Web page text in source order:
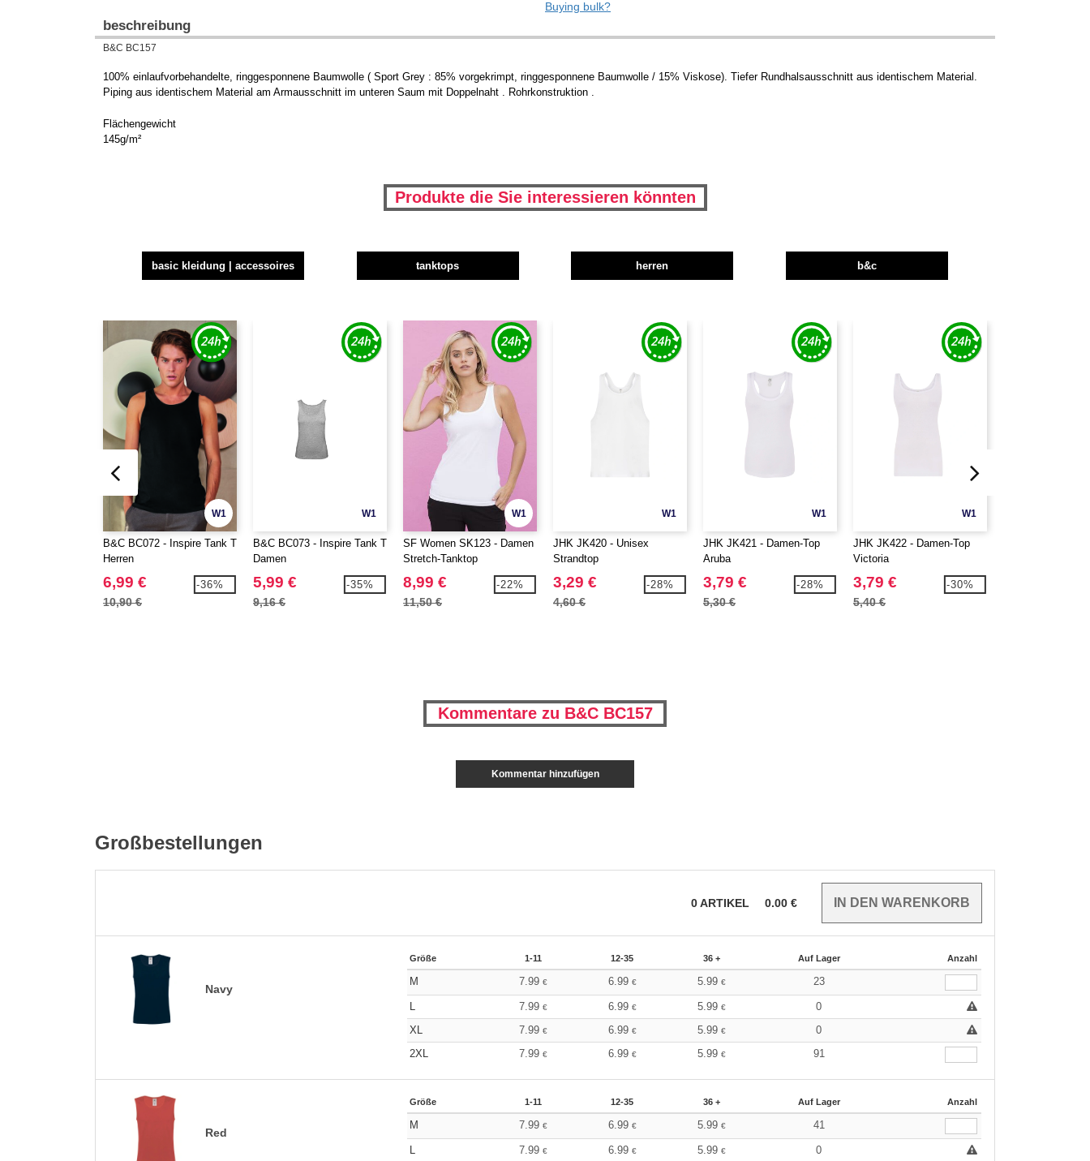
Buying bulk?
beschreibung
B&C BC157
100% einlaufvorbehandelte, ringgesponnene Baumwolle ( Sport Grey : 85% vorgekrimpt, ringgesponnene Baumwolle / 15% Viskose). Tiefer Rundhalsausschnitt aus identischem Material.
Piping aus identischem Material am Armausschnitt im unteren Saum mit Doppelnaht . Rohrkonstruktion .
Flächengewicht
145g/m²
Produkte die Sie interessieren könnten
basic kleidung | accessoires tanktops herren b&c
W1
B&C BC072 - Inspire Tank T
Herren
6,99 €
10,90 €
-36%
W1
B&C BC073 - Inspire Tank T
Damen
5,99 €
9,16 €
-35%
W1
SF Women SK123 - Damen
Stretch-Tanktop
8,99 €
11,50 €
-22%
W1
JHK JK420 - Unisex
Strandtop
3,29 €
4,60 €
-28%
W1
JHK JK421 - Damen-Top
Aruba
3,79 €
5,30 €
-28%
W1
JHK JK422 - Damen-Top
Victoria
3,79 €
5,40 €
-30%
Kommentare zu B&C BC157
Kommentar hinzufügen
Großbestellungen
0ARTIKEL 0.00 €
Navy
Größe 1-11 12-35 36 + Auf Lager Anzahl
M 7.99 € 6.99 € 5.99€ 23
L 7.99 € 6.99 € 5.99€
0
XL
7.99 € 6.99 € 5.99€
0
2XL
7.99 € 6.99 € 5.99€ 91
Red
Größe 1-11 12-35 36 + Auf Lager Anzahl
M 7.99 € 6.99 € 5.99€ 41
L 7.99 € 6.99 € 5.99€
0